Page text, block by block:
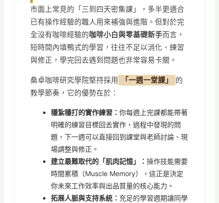
市面上常見的「三到四天密集課」，多半更適合
已有操作經驗的職人用來補強與進階。但對於完
全沒有咖啡經驗的咖啡小白與零基礎新手而言，
短時間內填鴨式的學習，往往不足以消化、練習
與修正，學完回去遇到問題也非常容易卡關。
桑卓咖啡研究學院堅持採用 「一週一堂課」
的
教學節奏，它的優勢在於：
穩紮穩打的實作練習： 你每週上完課都能帶著
明確的練習目標回去實作，過程中發現的問
題，下一週可以直接回到課堂與老師討論、現
場調整與修正。
建立最難取代的「肌肉記憶」： 操作技能需要
時間累積（Muscle Memory），這正是決定
你未來工作效率與出品質量的核心能力。
拓展人脈與支持系統： 充足的學習週期讓同學